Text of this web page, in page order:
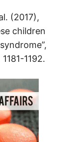
(2017),
children
1192.